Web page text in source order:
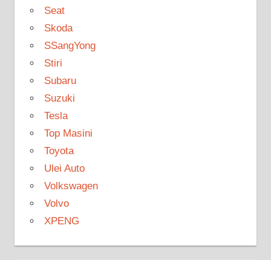
Seat
Skoda
SSangYong
Stiri
Subaru
Suzuki
Tesla
Top Masini
Toyota
Ulei Auto
Volkswagen
Volvo
XPENG